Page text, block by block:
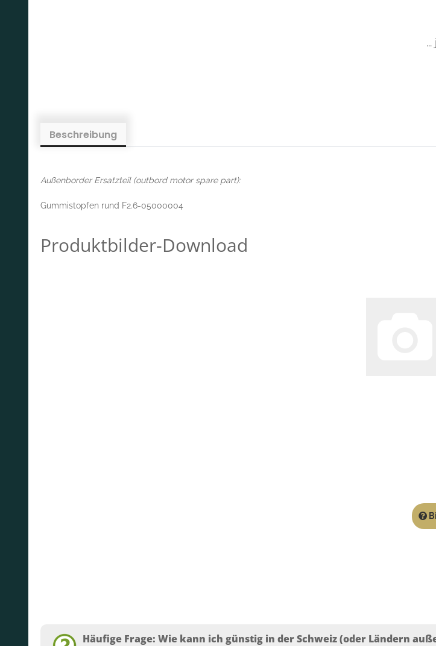
...
Beschreibung
Außenborder Ersatzteil (outbord motor spare part):
Gummistopfen rund F2.6-05000004
Produktbilder-Download
Häufige Frage: Wie kann ich günstig in der Schweiz (oder Ländern